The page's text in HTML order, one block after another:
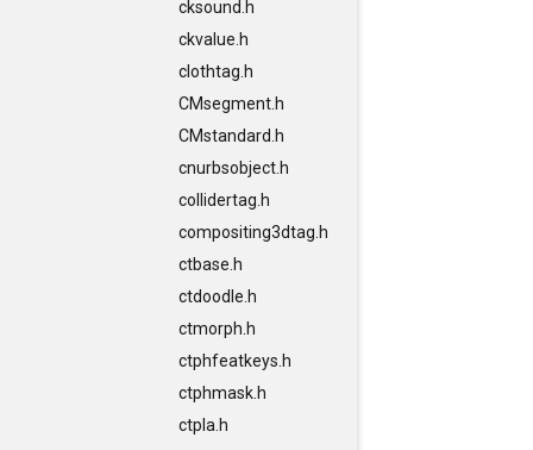
cksound.h
ckvalue.h
clothtag.h
CMsegment.h
CMstandard.h
cnurbsobject.h
collidertag.h
compositing3dtag.h
ctbase.h
ctdoodle.h
ctmorph.h
ctphfeatkeys.h
ctphmask.h
ctpla.h